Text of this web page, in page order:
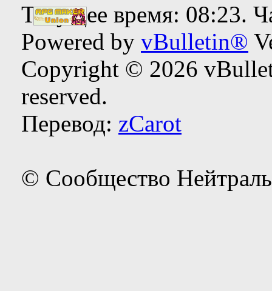
Текущее время: 08:23.
Powered by vBulletin®
Copyright © 2026
reserved.
Перевод: zCarot
© Сообщество